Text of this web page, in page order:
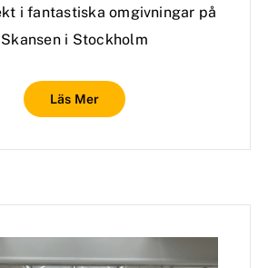
i fantastiska omgivningar på
Skansen i Stockholm
Läs Mer